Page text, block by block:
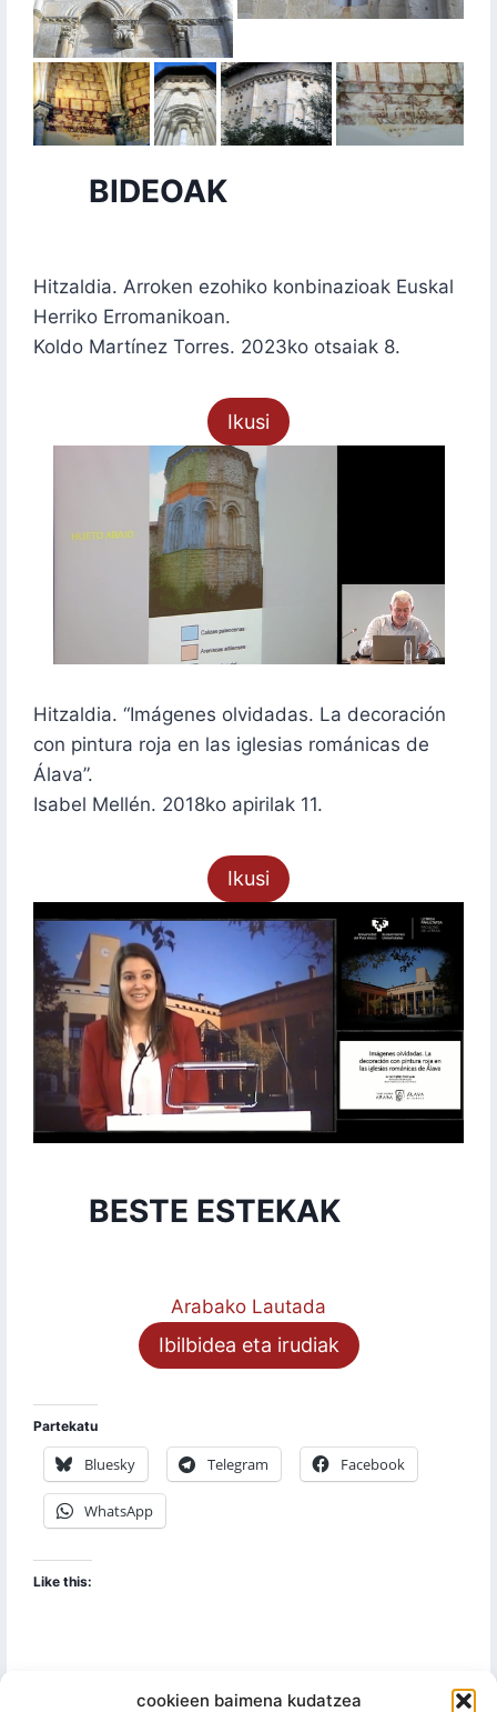
cookieen baimena kudatzea
BIDEOAK
Hitzaldia. Arroken ezohiko konbinazioak Euskal
Herriko Erromanikoan.
Koldo Martínez Torres. 2023ko otsaiak 8.
Ikusi
Hitzaldia. “Imágenes olvidadas. La decoración
con pintura roja en las iglesias románicas de
Álava”.
Isabel Mellén. 2018ko apirilak 11.
Ikusi
BESTE ESTEKAK
Arabako Lautada
Ibilbidea eta irudiak
Partekatu
Bluesky Telegram Facebook
WhatsApp
Like this: